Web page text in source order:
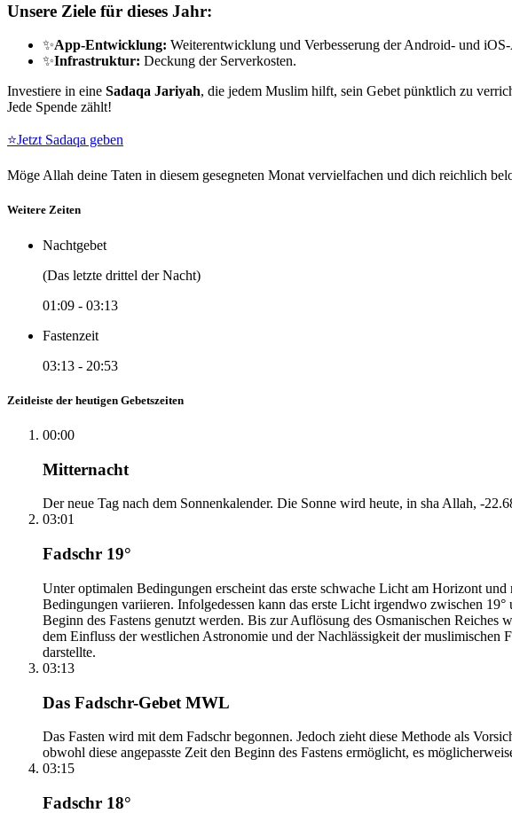
Unsere Ziele für dieses Jahr:
✨App-Entwicklung: Weiterentwicklung und Verbesserung der Android- und
✨Infrastruktur: Deckung der Serverkosten.
Investiere in eine Sadaqa Jariyah, die jedem Muslim hilft, sein Gebet pünktlich zu
Jede Spende zählt!
⭐Jetzt Sadaqa geben
Möge Allah deine Taten in diesem gesegneten Monat vervielfachen und dich reichlich
Weitere Zeiten
Nachtgebet
(Das letzte drittel der Nacht)
01:09 - 03:13
Fastenzeit
03:13 - 20:53
Zeitleiste der heutigen Gebetszeiten
00:00
Mitternacht
Der neue Tag nach dem Sonnenkalender. Die Sonne wird heute, in sha Allah, -
03:01
Fadschr 19°
Unter optimalen Bedingungen erscheint das erste schwache Licht am Horizont
Bedingungen variieren. Infolgedessen kann das erste Licht irgendwo zwischen
Beginn des Fastens genutzt werden. Bis zur Auflösung des Osmanischen
dem Einfluss der westlichen Astronomie und der Nachlässigkeit der
darstellte.
03:13
Das Fadschr-Gebet MWL
Das Fasten wird mit dem Fadschr begonnen. Jedoch zieht diese Methode als
obwohl diese angepasste Zeit den Beginn des Fastens ermöglicht, es
03:15
Fadschr 18°